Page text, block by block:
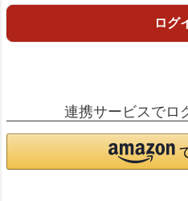
ログ
連携サービスでロ